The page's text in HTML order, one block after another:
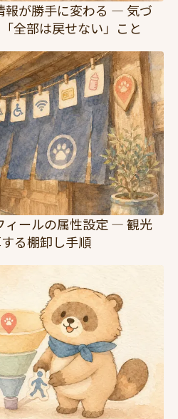
報が勝手に変わる — 気づ
全部は戻せない」こと
ィールの属性設定 — 観光
る棚卸し手順